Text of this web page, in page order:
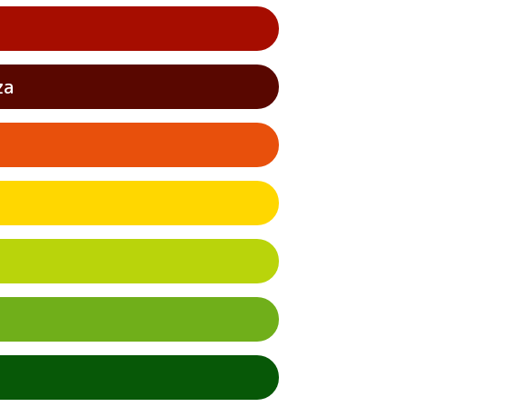
la pobreza
la pobreza
pobreza
pobreza
de la pobreza